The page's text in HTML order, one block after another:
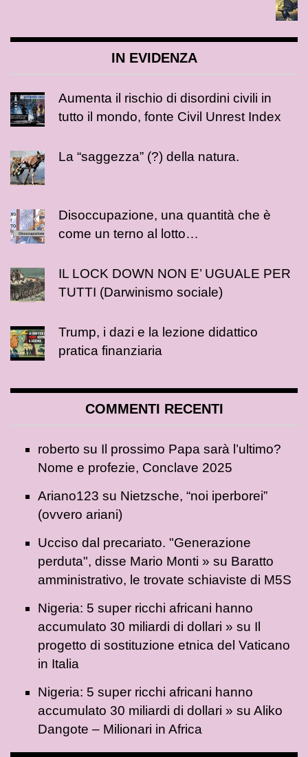
IN EVIDENZA
Aumenta il rischio di disordini civili in
tutto il mondo, fonte Civil Unrest Index
La “saggezza” (?) della natura.
Disoccupazione, una quantità che è
come un terno al lotto…
IL LOCK DOWN NON E’ UGUALE PER
TUTTI (Darwinismo sociale)
Trump, i dazi e la lezione didattico
pratica finanziaria
COMMENTI RECENTI
roberto su Il prossimo Papa sarà l’ultimo?
Nome e profezie, Conclave 2025
Ariano123 su Nietzsche, “noi iperborei”
(ovvero ariani)
Ucciso dal precariato. "Generazione
perduta", disse Mario Monti » su Baratto
amministrativo, le trovate schiaviste di M5S
Nigeria: 5 super ricchi africani hanno
accumulato 30 miliardi di dollari » su Il
progetto di sostituzione etnica del Vaticano
in Italia
Nigeria: 5 super ricchi africani hanno
accumulato 30 miliardi di dollari » su Aliko
Dangote – Milionari in Africa